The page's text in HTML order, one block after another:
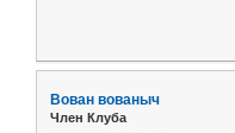
Вован вованыч
Член Клуба